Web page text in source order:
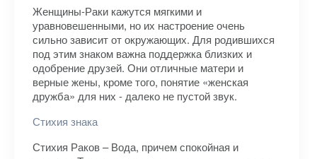
Женщины-Раки кажутся мягкими и
уравновешенными, но их настроение очень
сильно зависит от окружающих. Для родившихся
под этим знаком важна поддержка близких и
одобрение друзей. Они отличные матери и
верные жены, кроме того, понятие «женская
дружба» для них - далеко не пустой звук.
Стихия знака
Стихия Раков – Вода, причем спокойная и